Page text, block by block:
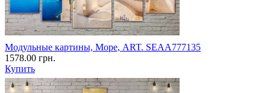
Модульные картины, Море, ART. SEAA777135
1578.00 грн.
Купить